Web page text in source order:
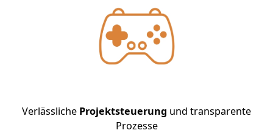
Verlässliche Projektsteuerung und transparente
Prozesse